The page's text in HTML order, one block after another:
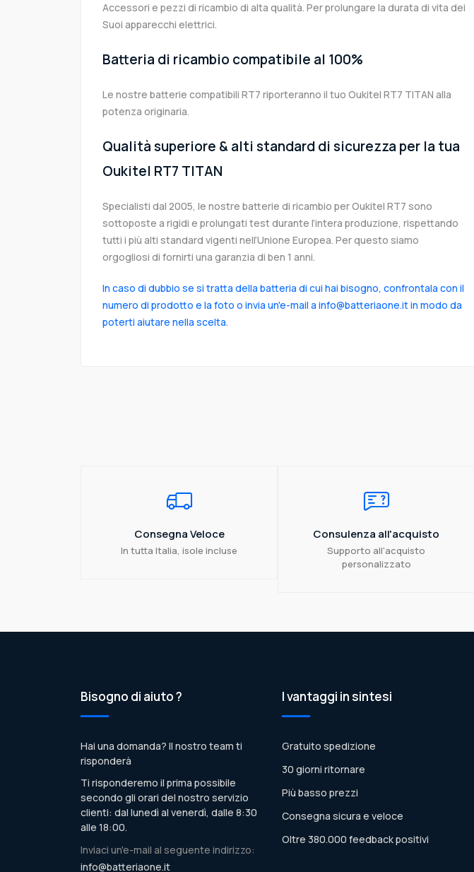
Accessori e pezzi di ricambio di alta qualità. Per prolungare la durata di vita dei
Suoi apparecchi elettrici.
Batteria di ricambio compatibile al 100%
Le nostre batterie compatibili RT7 riporteranno il tuo Oukitel RT7 TITAN alla
potenza originaria.
Qualità superiore & alti standard di sicurezza per la tua
Oukitel RT7 TITAN
Specialisti dal 2005, le nostre batterie di ricambio per Oukitel RT7 sono
sottoposte a rigidi e prolungati test durante l’intera produzione, rispettando
tutti i più alti standard vigenti nell’Unione Europea. Per questo siamo
orgogliosi di fornirti una garanzia di ben 1 anni.
In caso di dubbio se si tratta della batteria di cui hai bisogno, confrontala con il
numero di prodotto e la foto o invia un'e-mail a info@batteriaone.it in modo da
poterti aiutare nella scelta.
Consegna Veloce
In tutta Italia, isole incluse
Consulenza all'acquisto
Supporto all'acquisto
personalizzato
Bisogno di aiuto ?
Hai una domanda? Il nostro team ti
risponderà
Ti risponderemo il prima possibile
secondo gli orari del nostro servizio
clienti: dal lunedì al venerdì, dalle 8:30
alle 18:00.
Inviaci un'e-mail al seguente indirizzo:
info@batteriaone.it
I vantaggi in sintesi
Gratuito spedizione
30 giorni ritornare
Più basso prezzi
Consegna sicura e veloce
Oltre 380.000 feedback positivi